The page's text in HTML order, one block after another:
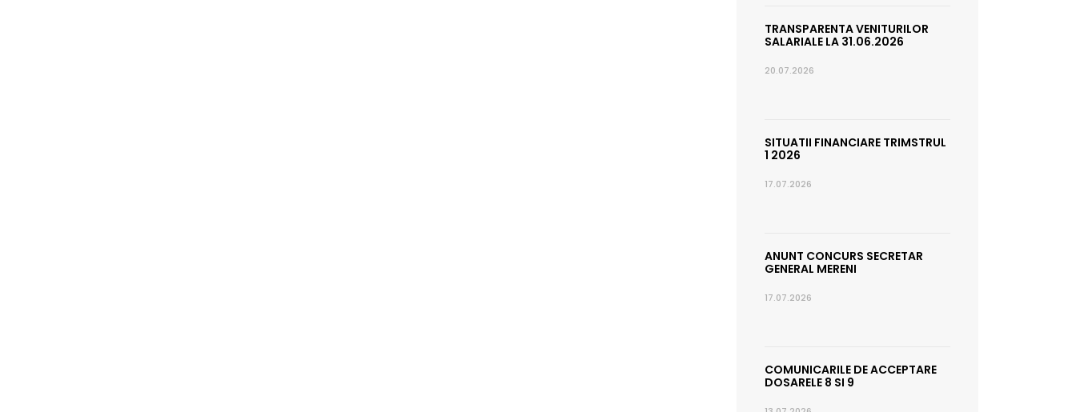
TRANSPARENTA VENITURILOR
SALARIALE LA 31.06.2026
20.07.2026
SITUATII FINANCIARE TRIMSTRUL
1 2026
17.07.2026
ANUNT CONCURS SECRETAR
GENERAL MERENI
17.07.2026
COMUNICARILE DE ACCEPTARE
DOSARELE 8 SI 9